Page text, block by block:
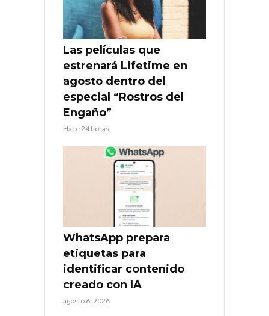
Las películas que
estrenará Lifetime en
agosto dentro del
especial “Rostros del
Engaño”
Hace 24 horas
WhatsApp prepara
etiquetas para
identificar contenido
creado con IA
agosto 6, 2026